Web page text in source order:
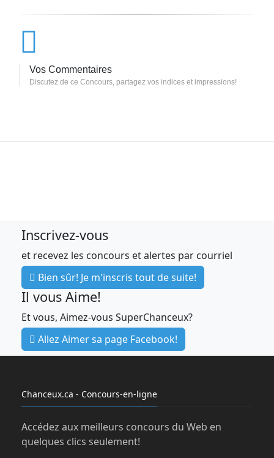
Vos Commentaires
Discutez de ce Concours, partagez vos indices et impressions!
Inscrivez-vous
et recevez les concours et alertes par courriel
Bien sûr! Je m'inscris tout de suite!
Il vous Aime!
Et vous, Aimez-vous SuperChanceux?
Allez Aimer sa page Facebook!
Chanceux.ca - Concours-en-ligne
Accédez aux meilleurs concours du Web en
quelques clics seulement!